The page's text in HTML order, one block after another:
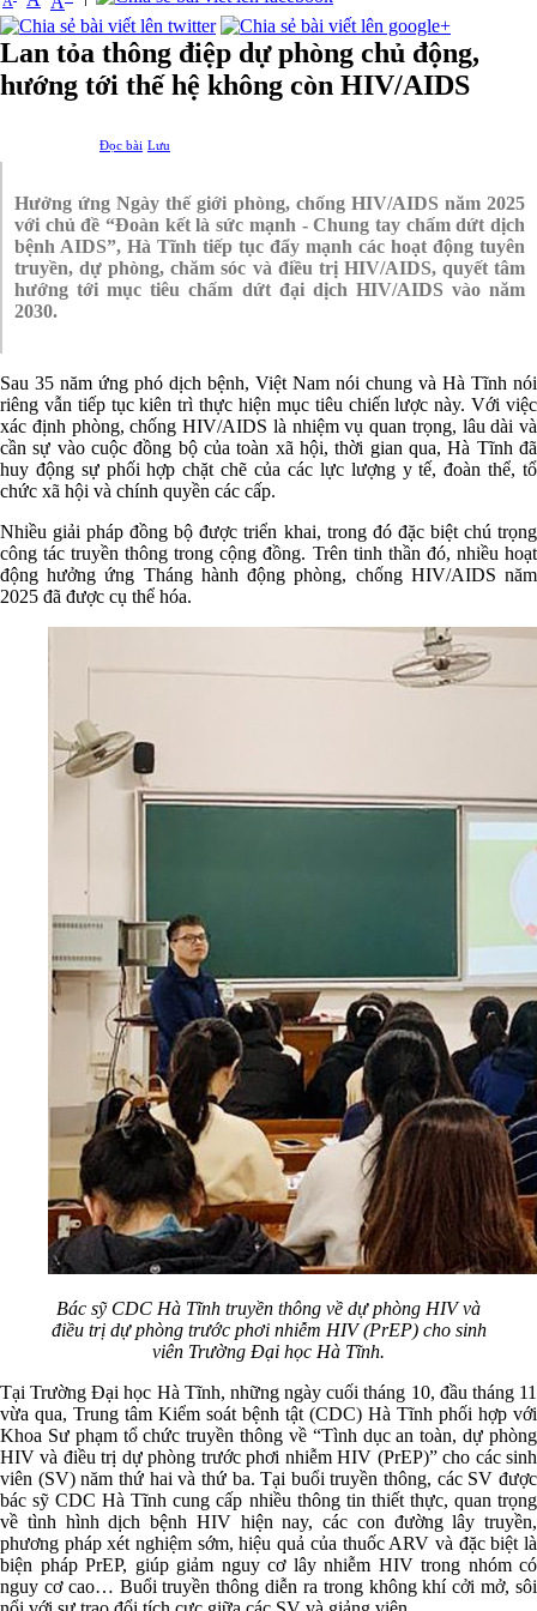
Lan tỏa thông điệp dự phòng chủ động,
hướng tới thế hệ không còn HIV/AIDS
Đọc bài Lưu
Hưởng ứng Ngày thế giới phòng, chống HIV/AIDS năm 2025
với chủ đề “Đoàn kết là sức mạnh - Chung tay chấm dứt dịch
bệnh AIDS”, Hà Tĩnh tiếp tục đẩy mạnh các hoạt động tuyên
truyền, dự phòng, chăm sóc và điều trị HIV/AIDS, quyết tâm
hướng tới mục tiêu chấm dứt đại dịch HIV/AIDS vào năm
2030.
Sau 35 năm ứng phó dịch bệnh, Việt Nam nói chung và Hà Tĩnh nói
riêng vẫn tiếp tục kiên trì thực hiện mục tiêu chiến lược này. Với việc
xác định phòng, chống HIV/AIDS là nhiệm vụ quan trọng, lâu dài và
cần sự vào cuộc đồng bộ của toàn xã hội, thời gian qua, Hà Tĩnh đã
huy động sự phối hợp chặt chẽ của các lực lượng y tế, đoàn thể, tổ
chức xã hội và chính quyền các cấp.
Nhiều giải pháp đồng bộ được triển khai, trong đó đặc biệt chú trọng
công tác truyền thông trong cộng đồng. Trên tinh thần đó, nhiều hoạt
động hưởng ứng Tháng hành động phòng, chống HIV/AIDS năm
2025 đã được cụ thể hóa.
Bác sỹ CDC Hà Tĩnh truyền thông về dự phòng HIV và
điều trị dự phòng trước phơi nhiễm HIV (PrEP) cho sinh
viên Trường Đại học Hà Tĩnh.
Tại Trường Đại học Hà Tĩnh, những ngày cuối tháng 10, đầu tháng 11
vừa qua, Trung tâm Kiểm soát bệnh tật (CDC) Hà Tĩnh phối hợp với
Khoa Sư phạm tổ chức truyền thông về “Tình dục an toàn, dự phòng
HIV và điều trị dự phòng trước phơi nhiễm HIV (PrEP)” cho các sinh
viên (SV) năm thứ hai và thứ ba. Tại buổi truyền thông, các SV được
bác sỹ CDC Hà Tĩnh cung cấp nhiều thông tin thiết thực, quan trọng
về tình hình dịch bệnh HIV hiện nay, các con đường lây truyền,
phương pháp xét nghiệm sớm, hiệu quả của thuốc ARV và đặc biệt là
biện pháp PrEP, giúp giảm nguy cơ lây nhiễm HIV trong nhóm có
nguy cơ cao… Buổi truyền thông diễn ra trong không khí cởi mở, sôi